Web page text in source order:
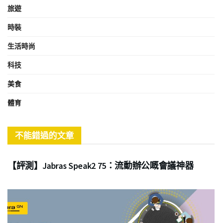
旅遊
時裝
生活時尚
科技
美食
體育
不能錯過的文章
商業
【評測】Jabras Speak2 75：流動辦公嘅會議神器